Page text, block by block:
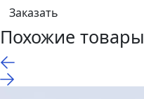
Заказать
Похожие товары